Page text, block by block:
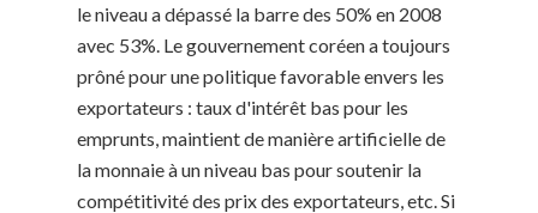
le niveau a dépassé la barre des 50% en 2008
avec 53%. Le gouvernement coréen a toujours
prôné pour une politique favorable envers les
exportateurs : taux d'intérêt bas pour les
emprunts, maintient de manière artificielle de
la monnaie à un niveau bas pour soutenir la
compétitivité des prix des exportateurs, etc. Si